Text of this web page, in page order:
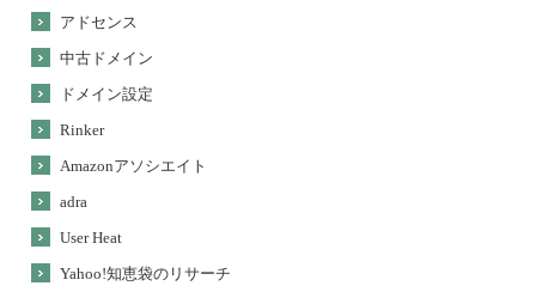
アドセンス
中古ドメイン
ドメイン設定
Rinker
Amazonアソシエイト
adra
User Heat
Yahoo!知恵袋のリサーチ